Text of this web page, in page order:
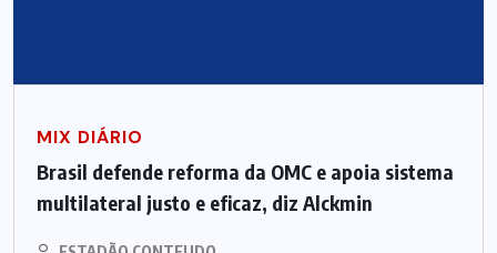
MIX DIÁRIO
Brasil defende reforma da OMC e apoia sistema
multilateral justo e eficaz, diz Alckmin